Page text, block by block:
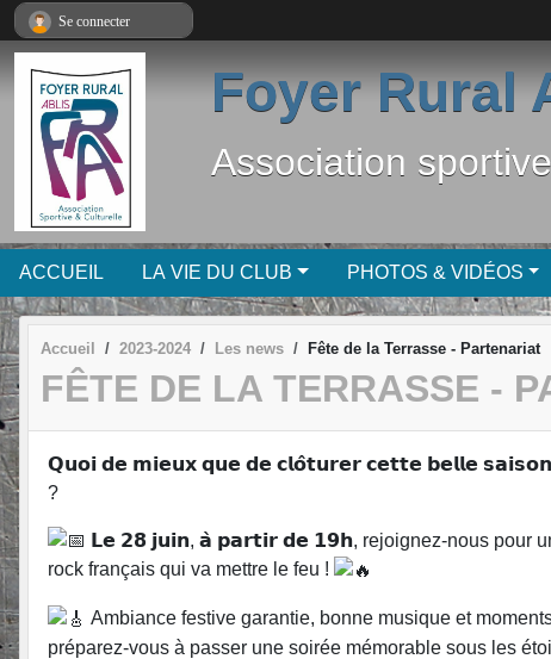
Foyer Rural
Association
ACCUEIL LA VIE DU CLUB PHOTOS & VIDÉOS
Accueil 2023-2024 Les news Fête de la Terrasse - Partenariat
FÊTE DE LA TERRASSE -
𝗤𝘂𝗼𝗶 𝗱𝗲 𝗺𝗶𝗲𝘂𝘅 𝗾𝘂𝗲 𝗱𝗲 𝗰𝗹𝗼̂𝘁𝘂𝗿𝗲𝗿 𝗰𝗲𝘁𝘁𝗲 𝗯𝗲𝗹𝗹𝗲
?
𝗟𝗲 𝟮𝟴 𝗷𝘂𝗶𝗻, 𝗮̀ 𝗽𝗮𝗿𝘁𝗶𝗿 𝗱𝗲 𝟭𝟵𝗵, rejoignez-nous pour
rock français qui va mettre le feu !
Ambiance festive garantie, bonne musique et
préparez-vous à passer une soirée mémorable sous les
Se connecter
Panneau de gestion des cookies